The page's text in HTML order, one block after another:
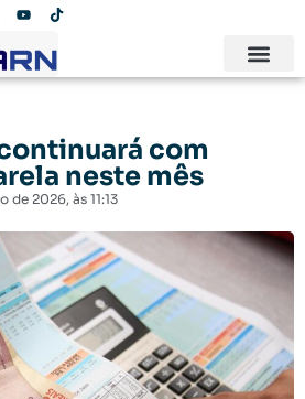
com
neste mês
de 2026, às 11:13